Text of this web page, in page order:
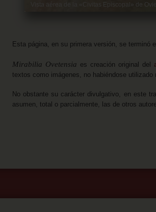
Vista aérea de la «Civitas Episcopal» de
Esta página, en su primera versión, se terminó
Mirabilia Ovetensia es creación original del
textos como imágenes, no habiéndose
No obstante su carácter divulgativo, en este
asumen, total o parcialmente, las de otros